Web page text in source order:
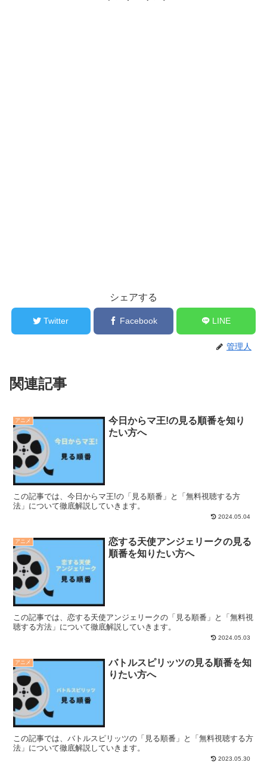
シェアする
Twitter Facebook LINE
管理人
関連記事
アニメ
今日からマ王!の見る順番を知り
たい方へ
この記事では、今日からマ王!の「見る順番」と「無料視聴する方
法」について徹底解説していきます。
2024.05.04
アニメ
恋する天使アンジェリークの見る
順番を知りたい方へ
この記事では、恋する天使アンジェリークの「見る順番」と「無料視
聴する方法」について徹底解説していきます。
2024.05.03
アニメ
バトルスピリッツの見る順番を知
りたい方へ
この記事では、バトルスピリッツの「見る順番」と「無料視聴する方
法」について徹底解説していきます。
2023.05.30